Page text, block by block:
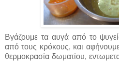
Βγάζουμε τα αυγά από το
από τους κρόκους, και
θερμοκρασία δωματίου,